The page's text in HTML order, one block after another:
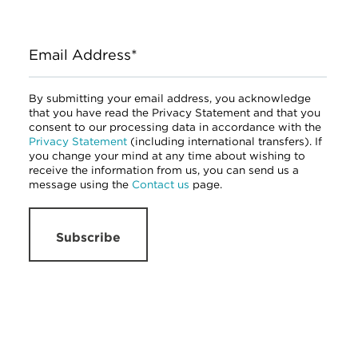
Email Address*
By submitting your email address, you acknowledge
that you have read the Privacy Statement and that you
consent to our processing data in accordance with the
Privacy Statement (including international transfers). If
you change your mind at any time about wishing to
receive the information from us, you can send us a
message using the Contact us page.
Subscribe